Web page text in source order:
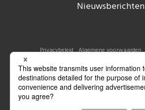
Nieuwsberichten
Privacybeleid Algemene voorwaarden